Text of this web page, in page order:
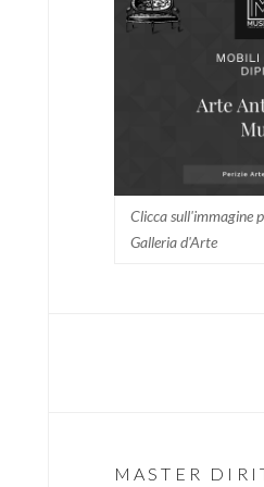
Clicca sull'immagine
Galleria d'Arte
MASTER